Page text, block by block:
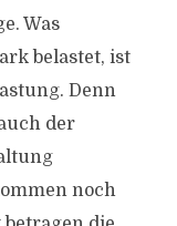
Was
belastet, ist
Denn
der
noch